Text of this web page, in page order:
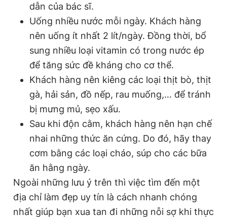
dẫn của bác sĩ.
Uống nhiều nước mỗi ngày. Khách hàng
nên uống ít nhất 2 lít/ngày. Đồng thời, bổ
sung nhiều loại vitamin có trong nước ép
để tăng sức đề kháng cho cơ thể.
Khách hàng nên kiêng các loại thịt bò, thịt
gà, hải sản, đồ nếp, rau muống,… để tránh
bị mưng mủ, sẹo xấu.
Sau khi độn cằm, khách hàng nên hạn chế
nhai những thức ăn cứng. Do đó, hãy thay
cơm bằng các loại cháo, súp cho các bữa
ăn hằng ngày.
Ngoài những lưu ý trên thì việc tìm đến một
địa chỉ làm đẹp uy tín là cách nhanh chóng
nhất giúp bạn xua tan đi những nỗi sợ khi thực